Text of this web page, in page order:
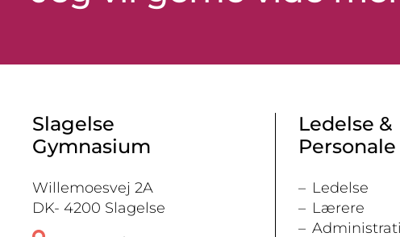
Slagelse
Gymnasium
Willemoesvej 2A
DK- 4200 Slagelse
Ledelse &
Personale
Ledelse
Lærere